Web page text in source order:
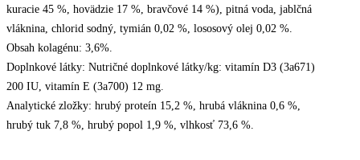
kuracie 45 %, hovädzie 17 %, bravčové 14 %), pitná voda, jablčná
vláknina, chlorid sodný, tymián 0,02 %, lososový olej 0,02 %.
Obsah kolagénu: 3,6%.
Doplnkové látky: Nutričné ​​doplnkové látky/kg: vitamín D3 (3a671)
200 IU, vitamín E (3a700) 12 mg.
Analytické zložky: hrubý proteín 15,2 %, hrubá vláknina 0,6 %,
hrubý tuk 7,8 %, hrubý popol 1,9 %, vlhkosť 73,6 %.